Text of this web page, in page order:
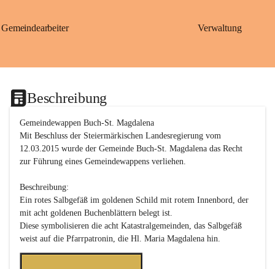
Gemeindearbeiter Verwaltung
Beschreibung
Gemeindewappen Buch-St. Magdalena
Mit Beschluss der Steiermärkischen Landesregierung vom
12.03.2015 wurde der Gemeinde Buch-St. Magdalena das Recht
zur Führung eines Gemeindewappens verliehen.
Beschreibung:
Ein rotes Salbgefäß im goldenen Schild mit rotem Innenbord, der
mit acht goldenen Buchenblättern belegt ist.
Diese symbolisieren die acht Katastralgemeinden, das Salbgefäß